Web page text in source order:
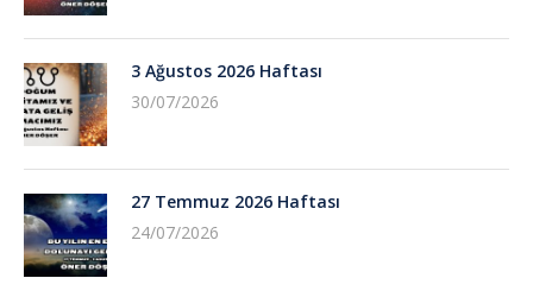
3 Ağustos 2026 Haftası
30/07/2026
27 Temmuz 2026 Haftası
24/07/2026